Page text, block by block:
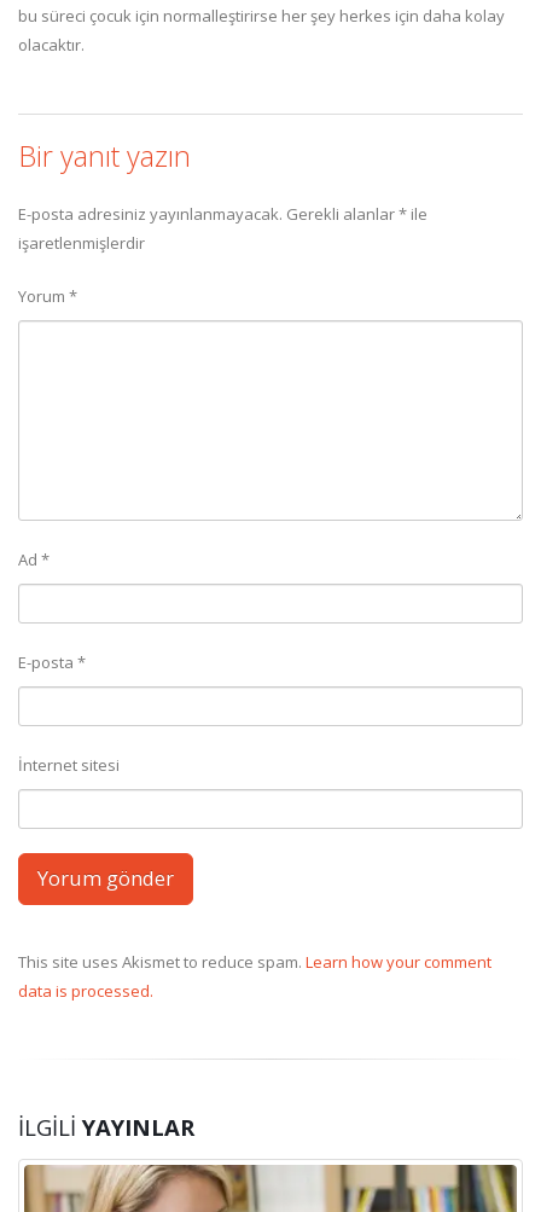
bu süreci çocuk için normalleştirirse her şey herkes için daha kolay
olacaktır.
Bir yanıt yazın
E-posta adresiniz yayınlanmayacak. Gerekli alanlar* ile
işaretlenmişlerdir
Yorum *
Ad *
E-posta *
İnternet sitesi
This site uses Akismet to reduce spam. Learn how your comment
data is processed.
İLGILIYAYINLAR